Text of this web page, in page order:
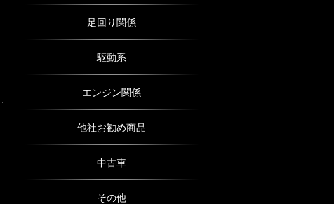
足回り関係
駆動系
エンジン関係
他社お勧め商品
中古車
その他